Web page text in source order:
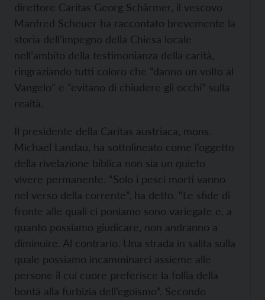
direttore Caritas Georg Schärmer, il vescovo
Manfred Scheuer ha raccontato brevemente la
storia dell’impegno della Chiesa locale
nell’ambito della testimonianza della carità,
ringraziando tutti coloro che “danno un volto al
Vangelo” e “evitano di chiudere gli occhi” sulla
realtà.
Il presidente della Caritas austriaca, mons.
Michael Landau, ha sottolineato come l’oggetto
della rivelazione biblica non sia un quieto
vivere permanente. “Solo i pesci morti vanno
nel verso della corrente”, ha detto. “Le sfide di
fronte alle quali ci poniamo sono variegate e, a
quanto possiamo giudicare, non andranno a
diminuire. Al contrario. Una strada in salita sulla
quale possiamo incamminarci assieme alle
persone il cui cuore preferisce la follia della
bontà alla furbizia dell’egoismo”. Secondo